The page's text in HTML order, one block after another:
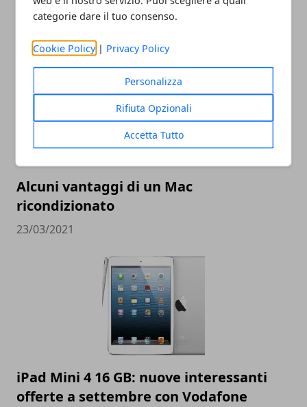
categorie dare il tuo consenso.
Cookie Policy | Privacy Policy
Personalizza
Rifiuta Opzionali
Accetta Tutto
formula sempre più richiesta
17/05/2023
Alcuni vantaggi di un Mac
ricondizionato
23/03/2021
iPad Mini 4 16 GB: nuove interessanti
offerte a settembre con Vodafone